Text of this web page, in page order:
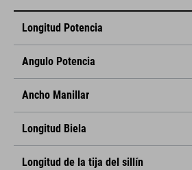
Longitud Potencia
Angulo Potencia
Ancho Manillar
Longitud Biela
Longitud de la tija del sillín